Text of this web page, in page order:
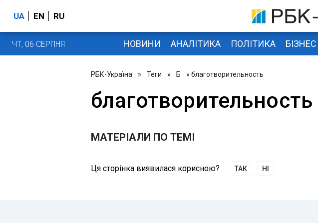
UA EN RU
ЧТ, 06 СЕРПНЯ НОВИНИ АНАЛІТИКА ПОЛІТИКА БІЗНЕС
РБК-Україна » Теги » Б » благотворительность
благотворительность
МАТЕРІАЛИ ПО ТЕМІ
Ця сторінка виявилася корисною? ТАК НІ